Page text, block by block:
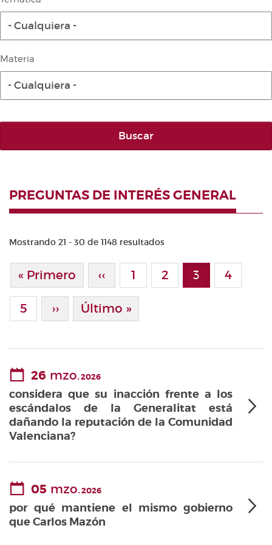
Diario de la Diputación Permanente
Informe BOC
Publicaciones no oficiales
Anuario de Derecho Parlamentario
Otras publicaciones
Información y venta
- Cualquiera -
Materia
- Cualquiera -
Buscar
PREGUNTAS DE INTERÉS GENERAL
Mostrando 21 - 30 de 1148 resultados
Paginación
Primera Página
« Primero Página Anterior
‹‹ Page
1 Page
2 Página
3 Page
4
Page
5 Siguiente Página
›› Última Página
Último »
26 mzo.2026
considera que su inacción frente a los
escándalos de la Generalitat está
dañando la reputación de la Comunidad
Valenciana?
05 mzo.2026
por qué mantiene el mismo gobierno
que Carlos Mazón